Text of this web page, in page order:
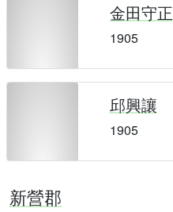
金田守正
1905
邱興讓
1905
新營郡